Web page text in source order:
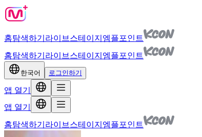
홈탐색하기 라이브 스테이지 엠플포인트
홈탐색하기 라이브 스테이지 엠플포인트
한국어 로그인하기
앱 열기
앱 열기
홈탐색하기 라이브 스테이지 엠플포인트